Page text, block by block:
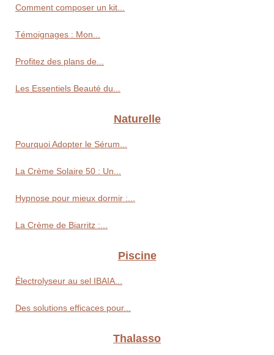
Comment composer un kit...
Témoignages : Mon...
Profitez des plans de...
Les Essentiels Beauté du...
Naturelle
Pourquoi Adopter le Sérum...
La Crème Solaire 50 : Un...
Hypnose pour mieux dormir :...
La Crème de Biarritz :...
Piscine
Électrolyseur au sel IBAIA...
Des solutions efficaces pour...
Thalasso